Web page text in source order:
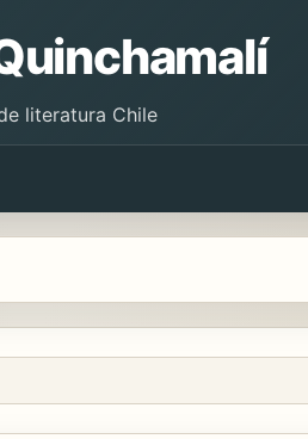
literatura Chile